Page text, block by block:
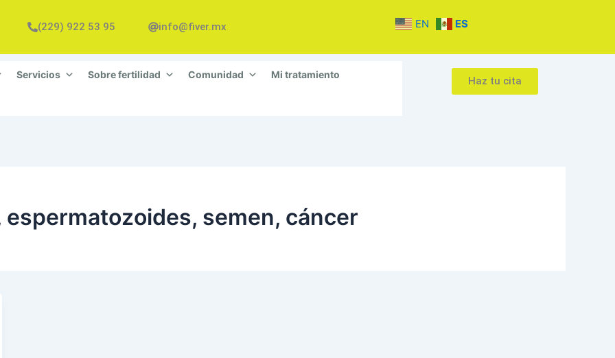
(229) 922 53 95 info@fiver.mx EN ES
Servicios Sobre fertilidad Comunidad Mi tratamiento
Haz tu cita
semen, cáncer